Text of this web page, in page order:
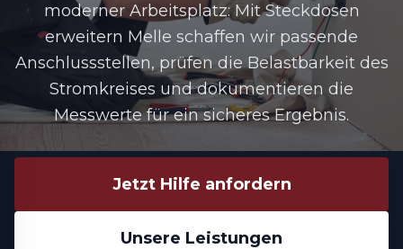
moderner Arbeitsplatz: Mit Steckdosen
erweitern Melle schaffen wir passende
Anschlussstellen, prüfen die Belastbarkeit des
Stromkreises und dokumentieren die
Messwerte für ein sicheres Ergebnis.
Jetzt Hilfe anfordern
Unsere Leistungen